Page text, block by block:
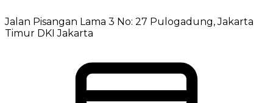
Jalan Pisangan Lama 3 No: 27 Pulogadung, Jakarta
Timur DKI Jakarta